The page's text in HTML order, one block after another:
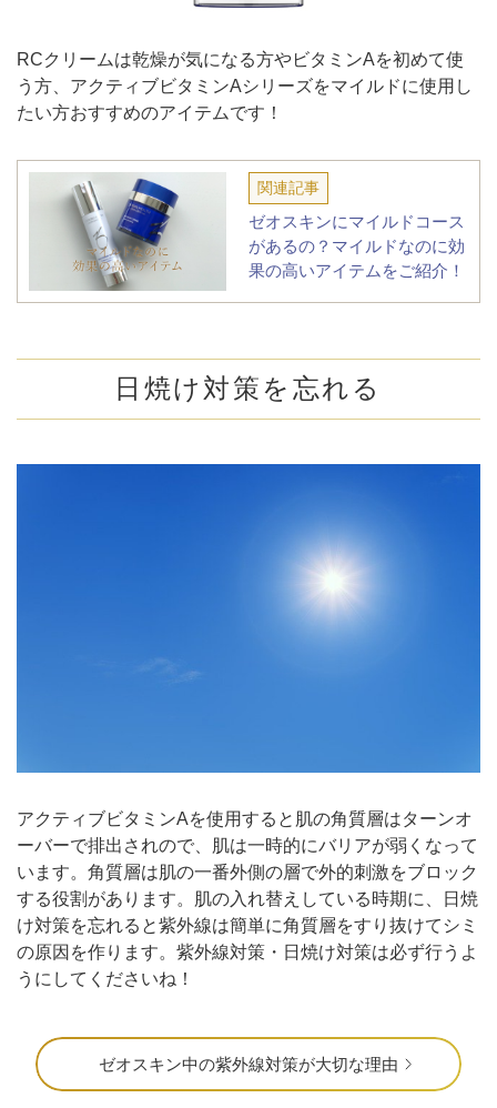
RCクリームは乾燥が気になる方やビタミンAを初めて使
う方、アクティブビタミンAシリーズをマイルドに使用し
たい方おすすめのアイテムです！
関連記事
ゼオスキンにマイルドコース
があるの？マイルドなのに効
果の高いアイテムをご紹介！
日焼け対策を忘れる
アクティブビタミンAを使用すると肌の角質層はターンオ
ーバーで排出されので、肌は一時的にバリアが弱くなって
います。角質層は肌の一番外側の層で外的刺激をブロック
する役割があります。
肌の入れ替えしている時期に、日焼
け対策を忘れると紫外線は簡単に角質層をすり抜けてシミ
の原因を作ります。 紫外線対策・日焼け対策は必ず行うよ
うにしてくださいね！
ゼオスキン中の紫外線対策が大切な理由